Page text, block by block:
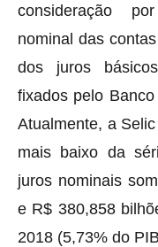
consideração
nominal das
dos juros
fixados pelo
Atualmente, a
mais baixo da
juros nominais
e R$ 380,858
2018 (5,73% do